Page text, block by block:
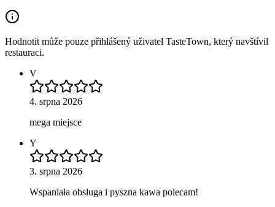
Hodnotit může pouze přihlášený uživatel TasteTown, který navštívil
restauraci.
V
4. srpna 2026
mega miejsce
Y
3. srpna 2026
Wspaniała obsługa i pyszna kawa polecam!